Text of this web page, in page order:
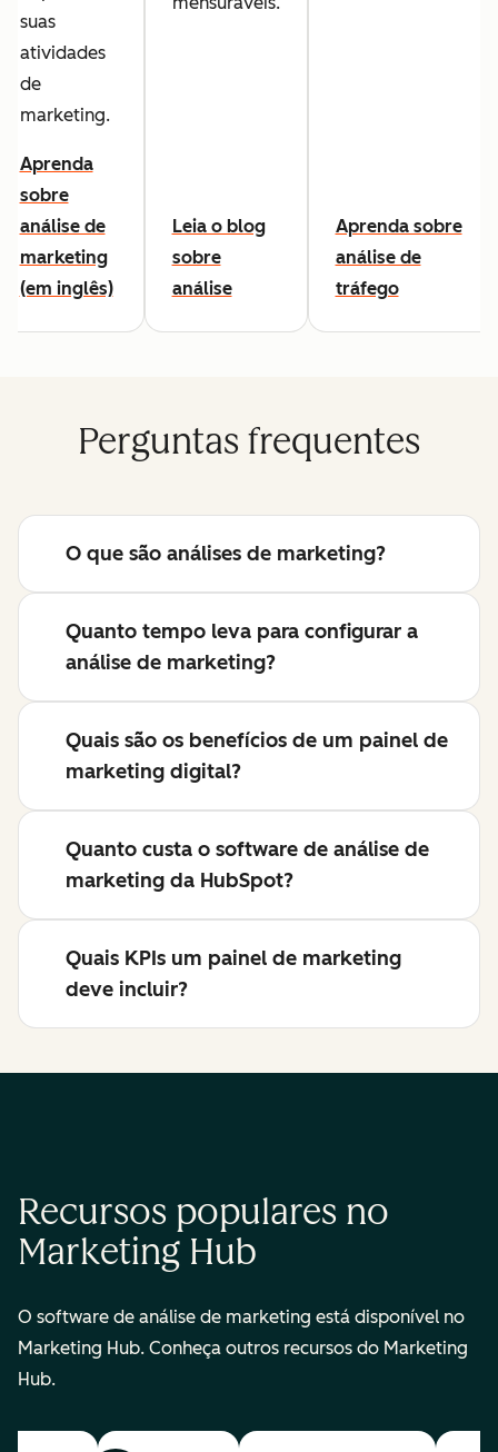
suas
atividades
de
marketing.
Aprenda
sobre
análise de
marketing
(em inglês)
Leia o blog
sobre
análise
Aprenda sobre
análise de
tráfego
Perguntas frequentes
O que são análises de marketing?
Quanto tempo leva para configurar a
análise de marketing?
Quais são os benefícios de um painel de
marketing digital?
Quanto custa o software de análise de
marketing da HubSpot?
Quais KPIs um painel de marketing
deve incluir?
Recursos populares no
Marketing Hub
O software de análise de marketing está disponível no
Marketing Hub. Conheça outros recursos do Marketing
Hub.